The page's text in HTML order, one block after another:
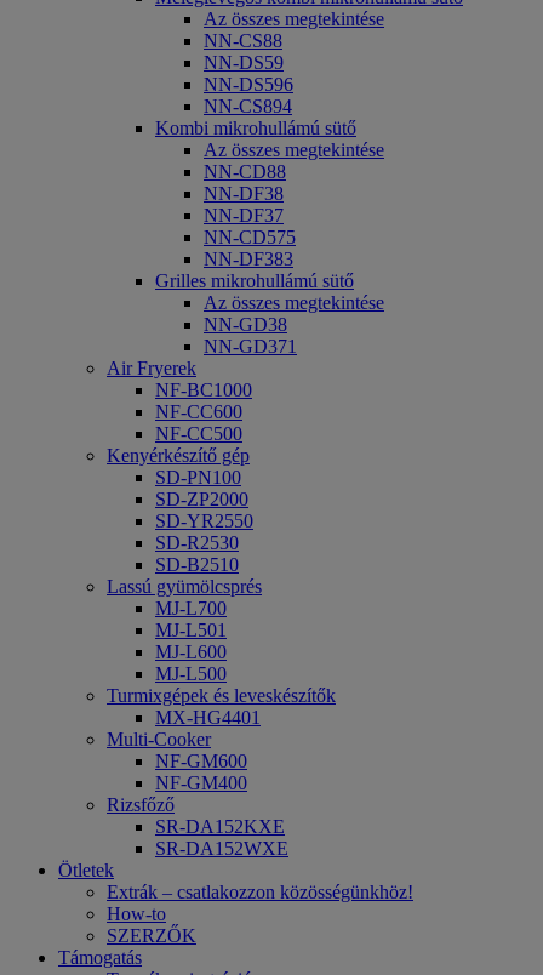
Az összes megtekintése
NN-CS88
NN-DS59
NN-DS596
NN-CS894
Kombi mikrohullámú sütő
Az összes megtekintése
NN-CD88
NN-DF38
NN-DF37
NN-CD575
NN-DF383
Grilles mikrohullámú sütő
Az összes megtekintése
NN-GD38
NN-GD371
Air Fryerek
NF-BC1000
NF-CC600
NF-CC500
Kenyérkészítő gép
SD-PN100
SD-ZP2000
SD-YR2550
SD-R2530
SD-B2510
Lassú gyümölcsprés
MJ-L700
MJ-L501
MJ-L600
MJ-L500
Turmixgépek és leveskészítők
MX-HG4401
Multi-Cooker
NF-GM600
NF-GM400
Rizsfőző
SR-DA152KXE
SR-DA152WXE
Ötletek
Extrák – csatlakozzon közösségünkhöz!
How-to
SZERZŐK
Támogatás